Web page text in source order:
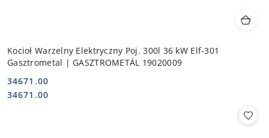
Kocioł Warzelny Elektryczny Poj. 300l 36 kW Elf-301
Gasztrometal | GASZTROMETÁL 19020009
Cena:
34671.00
Cena:
34671.00